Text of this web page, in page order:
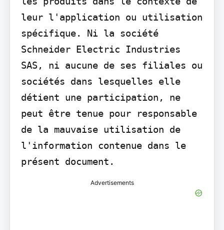
leur l'application ou utilisation
spécifique. Ni la société
Schneider Electric Industries
SAS, ni aucune de ses filiales ou
sociétés dans lesquelles elle
détient une participation, ne
peut être tenue pour responsable
de la mauvaise utilisation de
l'information contenue dans le
présent document.
Advertisements